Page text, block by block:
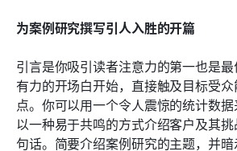
为案例研究撰写引人入胜的开篇
引言是你吸引读者注意力的第一也是
有力的开场白开始，直接触及目标受
点。你可以用一个令人震惊的统计数
以一种易于共鸣的方式介绍客户及其
句话。简要介绍案例研究的主题，并